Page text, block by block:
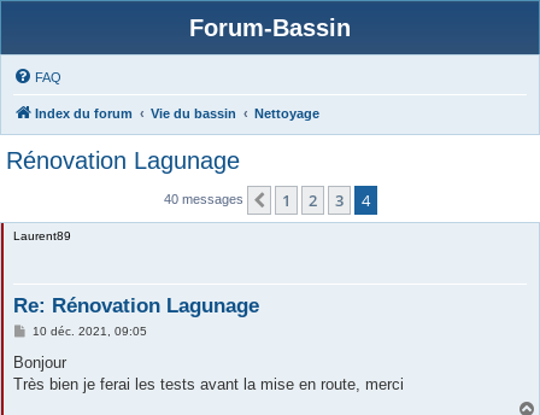
Forum-Bassin
FAQ
Index du forum Vie du bassin Nettoyage
Rénovation Lagunage
40 messages Précédente
1 2 3 4
Laurent89
Re: Rénovation Lagunage
M
s
a
10 déc. 2021, 09:05
Bonjour
Très bien je ferai les tests avant la mise en route, merci